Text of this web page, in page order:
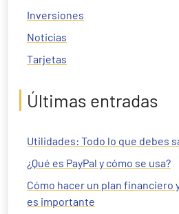
Inversiones
Noticias
Tarjetas
Últimas entradas
Utilidades: Todo lo que debes
¿Qué es PayPal y cómo se usa?
Cómo hacer un plan financiero
es importante